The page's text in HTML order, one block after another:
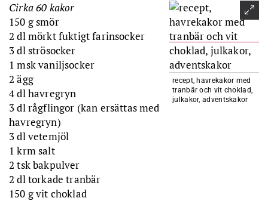
recept, havrekakor med
tranbär och vit choklad,
julkakor, adventskakor
Cirka 60 kakor
150 g smör
2 dl mörkt fuktigt farinsocker
3 dl strösocker
1 msk vaniljsocker
2 ägg
4 dl havregryn
3 dl rågflingor (kan ersättas med
havregryn)
3 dl vetemjöl
1 krm salt
2 tsk bakpulver
2 dl torkade tranbär
150 g vit choklad